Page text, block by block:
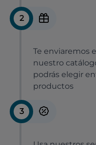
2
Te enviaremos
nuestro
podrás elegir
productos
3